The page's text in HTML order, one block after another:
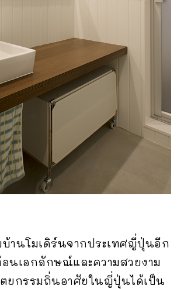
านโมเดิร์นจากประเทศญี่ปุ่นอีก
นเอกลักษณ์และความสวยงาม
ยกรรมถิ่นอาศัยในญี่ปุ่นได้เป็น